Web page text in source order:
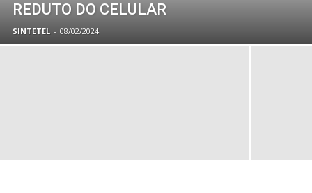
REDUTO DO CELULAR
SINTETEL - 08/02/2024